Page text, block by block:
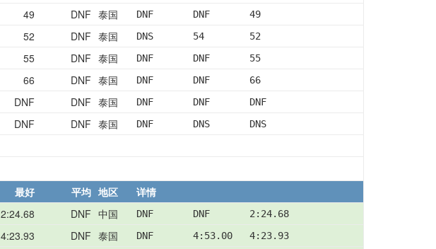
49 DNF 泰国 DNF       DNF       49
52 DNF 泰国 DNS       54        52
55 DNF 泰国 DNF       DNF       55
66 DNF 泰国 DNF       DNF       66
DNF DNF 泰国 DNF       DNF       DNF
DNF DNF 泰国 DNF       DNS       DNS
最好 平均 地区
详情
2:24.68 DNF 中国 DNF       DNF       2:24.68
4:23.93 DNF 泰国 DNF       4:53.00   4:23.93